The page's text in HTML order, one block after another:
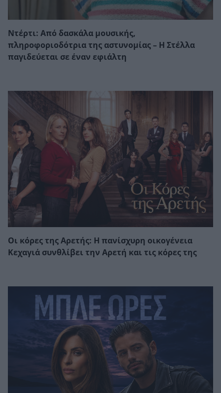
Ντέρτι: Από δασκάλα μουσικής,
πληροφοριοδότρια της αστυνομίας – Η Στέλλα
παγιδεύεται σε έναν εφιάλτη
Οι κόρες της Αρετής: Η πανίσχυρη οικογένεια
Κεχαγιά συνθλίβει την Αρετή και τις κόρες της